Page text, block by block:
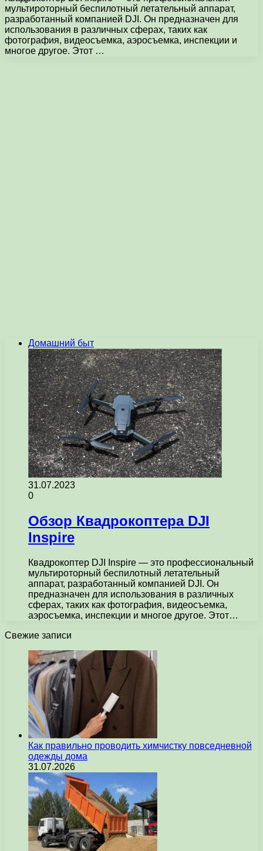
мультироторный беспилотный летательный аппарат,
разработанный компанией DJI. Он предназначен для
использования в различных сферах, таких как
фотография, видеосъемка, аэросъемка, инспекции и
многое другое. Этот …
Домашний быт
31.07.2023
0
Обзор Квадрокоптера DJI
Inspire
Квадрокоптер DJI Inspire — это профессиональный
мультироторный беспилотный летательный
аппарат, разработанный компанией DJI. Он
предназначен для использования в различных
сферах, таких как фотография, видеосъемка,
аэросъемка, инспекции и многое другое. Этот…
Свежие записи
Как правильно проводить химчистку повседневной
одежды дома
31.07.2026